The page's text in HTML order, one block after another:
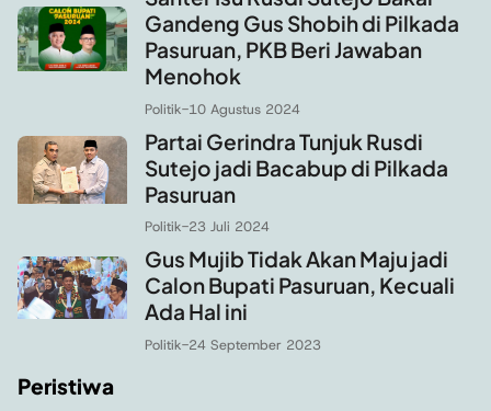
Gandeng Gus Shobih di Pilkada
Pasuruan, PKB Beri Jawaban
Menohok
Politik-10 Agustus 2024
Partai Gerindra Tunjuk Rusdi
Sutejo jadi Bacabup di Pilkada
Pasuruan
Politik-23 Juli 2024
Gus Mujib Tidak Akan Maju jadi
Calon Bupati Pasuruan, Kecuali
Ada Hal ini
Politik-24 September 2023
Peristiwa